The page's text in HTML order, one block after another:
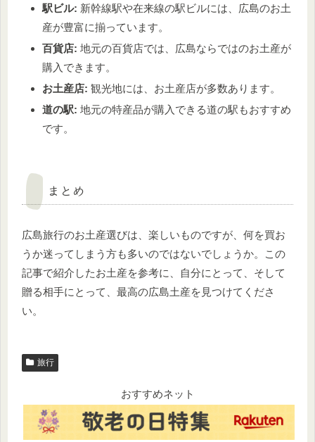
駅ビル: 新幹線駅や在来線の駅ビルには、広島のお土
産が豊富に揃っています。
百貨店: 地元の百貨店では、広島ならではのお土産が
購入できます。
お土産店: 観光地には、お土産店が多数あります。
道の駅: 地元の特産品が購入できる道の駅もおすすめ
です。
まとめ
広島旅行のお土産選びは、楽しいものですが、何を買お
うか迷ってしまう方も多いのではないでしょうか。この
記事で紹介したお土産を参考に、自分にとって、そして
贈る相手にとって、最高の広島土産を見つけてくださ
い。
旅行
おすすめネット